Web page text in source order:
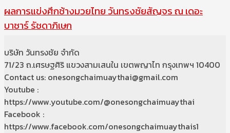
ผลการแข่งศึกช้างมวยไทย วันทรงชัยสัญจร ณ เดอะ
บาซาร์ รัชดาภิเษก
บริษัท วันทรงชัย จำกัด
71/23 ถ.เศรษฐศิริ แขวงสามเสนใน เขตพญาไท กรุงเทพฯ 10400
Contact us: onesongchaimuaythai@gmail.com
Youtube :
https://www.youtube.com/@onesongchaimuaythai
Facebook :
https://www.facebook.com/onesongchaimuaythais1